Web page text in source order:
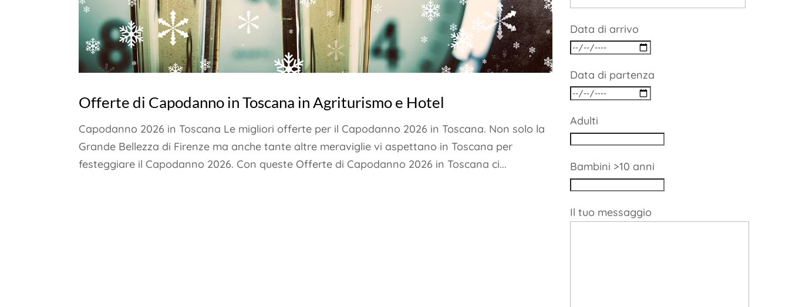
Offerte di Capodanno in Toscana in Agriturismo e Hotel
Capodanno 2026 in Toscana Le migliori offerte per il Capodanno 2026 in Toscana. Non solo la
Grande Bellezza di Firenze ma anche tante altre meraviglie vi aspettano in Toscana per
festeggiare il Capodanno 2026. Con queste Offerte di Capodanno 2026 in Toscana ci...
Data di arrivo
Data di partenza
Adulti
Bambini >10 anni
Il tuo messaggio